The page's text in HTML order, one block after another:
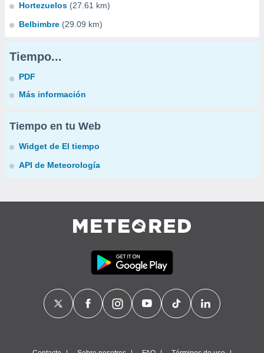
Hortezuelos (27.61 km)
Belbimbre (29.09 km)
Tiempo...
PDF
Más información
Tiempo en tu Web
Widget de El tiempo
API de Meteorología